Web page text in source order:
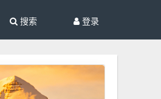
登录
搜索